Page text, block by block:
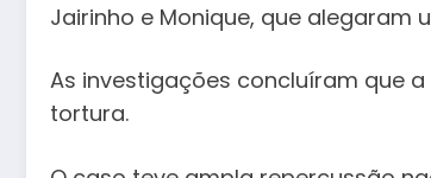
Jairinho e Monique, que alegaram
As investigações concluíram que
tortura.